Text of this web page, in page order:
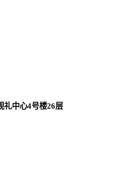
礼中心4号楼26层